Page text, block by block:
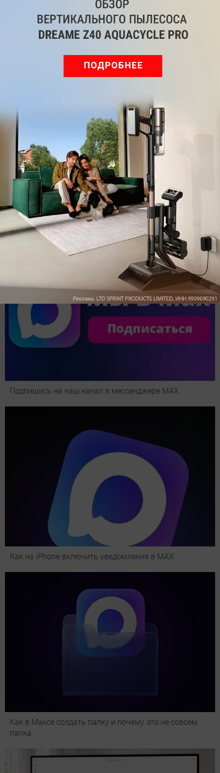
оставить комментарий
Обзор вертикального пылесоса Dreame Z40 AquaCycle
Pro: гибкий подход к уборке
Подпишись на наш канал в мессенджере МАХ
Как на iPhone включить уведомления в MAX
Как в Максе создать папку и почему это не совсем
папка